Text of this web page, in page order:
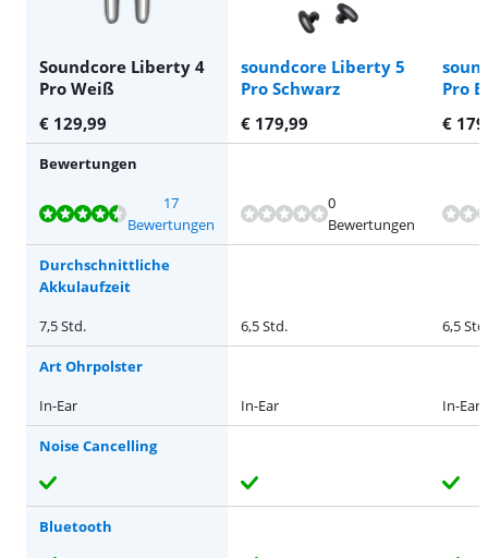
Soundcore Liberty 4
Pro Weiß
soundcore Liberty 5
Pro Schwarz
Pro
€ 129,99 € 179,99 €
Bewertungen
Bewertet mit 8,7 von 10, basierend auf 17 Bewertungen.
17
Bewertungen
0
Bewertungen
Bewertet mit 8,7 von 10, basierend auf 17 Bewertungen.
Durchschnittliche
Akkulaufzeit
7,5 Std.
6,5 Std. 6,5 Std.
Art Ohrpolster
In-Ear
In-Ear In-Ear
Noise Cancelling
Bluetooth